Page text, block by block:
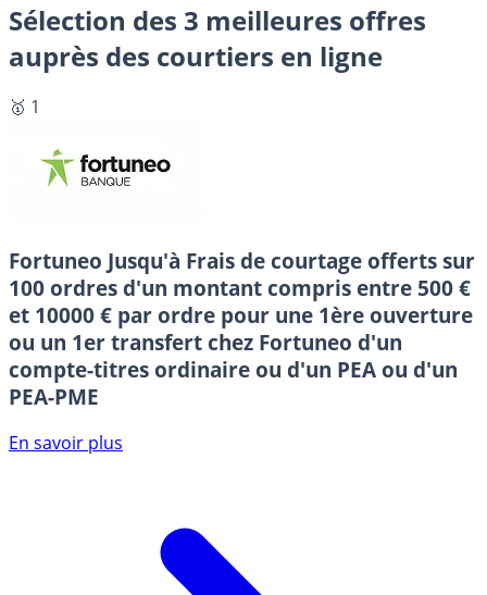
Sélection des 3 meilleures offres
auprès des courtiers en ligne
🥇 1
Fortuneo Jusqu'à Frais de courtage offerts sur
100 ordres d'un montant compris entre 500 €
et 10000 € par ordre pour une 1ère ouverture
ou un 1er transfert chez Fortuneo d'un
compte-titres ordinaire ou d'un PEA ou d'un
PEA-PME
En savoir plus